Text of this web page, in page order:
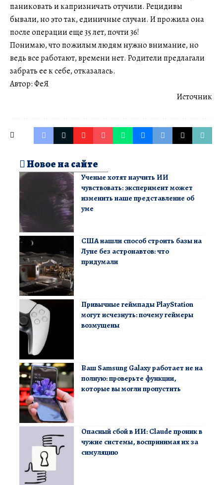
паниковать и капризничать отучили. Рецидивы
бывали, но это так, единичные случаи. И прожила она
после операции еще 35 лет, почти 36!
Понимаю, что пожилым людям нужно внимание, но
ведь все работают, времени нет. Родители предлагали
забрать ее к себе, отказалась.
Автор: ФеЯ
Источник
Новое на сайте
Ученые хотят научить ИИ
чувствовать: эксперимент может
изменить наше представление об
уме
США нашли способ строить базы на
Луне без астронавтов: что
придумали
Привычные геймпады PlayStation
могут исчезнуть: почему геймеры
возмущены
Ваш Samsung Galaxy работает не на
полную: проверьте функции,
которые вы могли пропустить
Опасный сбой в ИИ: Claude проник в
чужие системы, воспринимая их за
симуляцию